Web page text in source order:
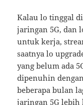
Kalau lo tinggal
jaringan 5G, dan
untuk kerja,
saatnya lo
yang belum ada
dipenuhin
beberapa bulan
jaringan 5G lebih